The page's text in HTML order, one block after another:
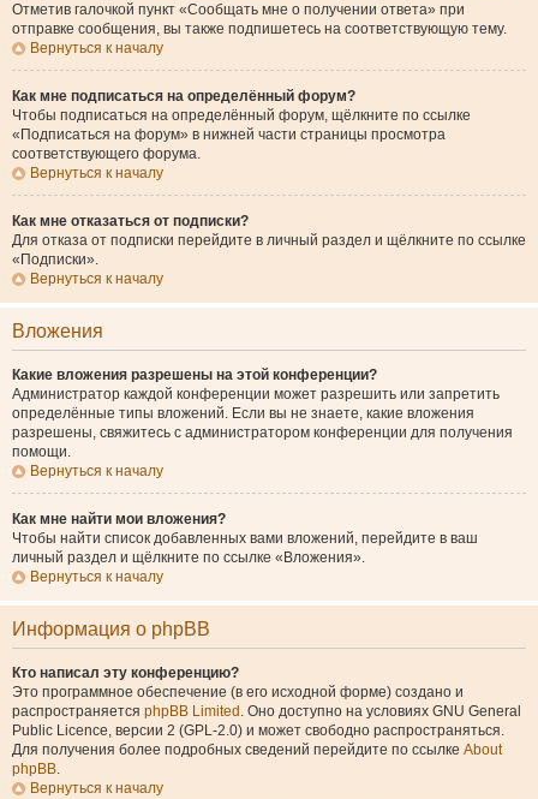
Отметив галочкой пункт «Сообщать мне о получении ответа» при
отправке сообщения, вы также подпишетесь на соответствующую тему.
Вернуться к началу
Как мне подписаться на определённый форум?
Чтобы подписаться на определённый форум, щёлкните по ссылке
«Подписаться на форум» в нижней части страницы просмотра
соответствующего форума.
Вернуться к началу
Как мне отказаться от подписки?
Для отказа от подписки перейдите в личный раздел и щёлкните по ссылке
«Подписки».
Вернуться к началу
Вложения
Какие вложения разрешены на этой конференции?
Администратор каждой конференции может разрешить или запретить
определённые типы вложений. Если вы не знаете, какие вложения
разрешены, свяжитесь с администратором конференции для получения
помощи.
Вернуться к началу
Как мне найти мои вложения?
Чтобы найти список добавленных вами вложений, перейдите в ваш
личный раздел и щёлкните по ссылке «Вложения».
Вернуться к началу
Информация о phpBB
Кто написал эту конференцию?
Это программное обеспечение (в его исходной форме) создано и
распространяется phpBB Limited . Оно доступно на условиях GNU General
Public Licence, версии 2 (GPL-2.0) и может свободно распространяться.
Для получения более подробных сведений перейдите по ссылке About
phpBB.
Вернуться к началу